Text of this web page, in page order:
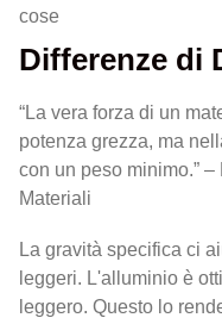
cose
Differenze di
“La vera forza di un
potenza grezza, ma
con un peso minimo.”
Materiali
La gravità specifica ci
leggeri. L'alluminio è
leggero. Questo lo